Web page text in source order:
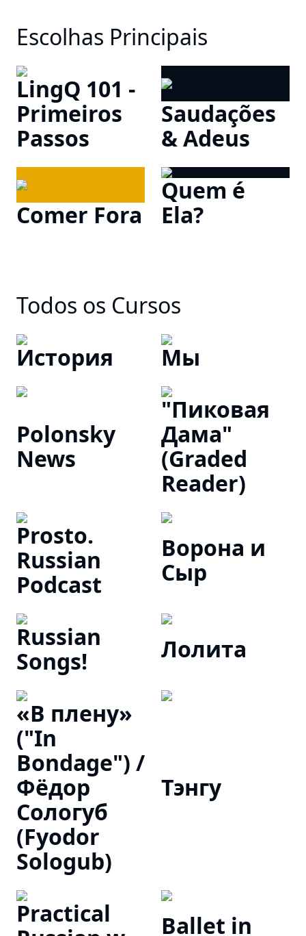
Escolhas Principais
LingQ 101 -
Primeiros
Passos
Saudações
& Adeus
Comer Fora
Quem é
Ela?
Todos os Cursos
История
Мы
Polonsky
News
"Пиковая
Дама"
(Graded
Reader)
Prosto.
Russian
Podcast
Ворона и
Сыр
Russian
Songs!
Лолита
«В плену»
("In
Bondage") /
Фёдор
Сологуб
(Fyodor
Sologub)
Тэнгу
Practical
Ballet in